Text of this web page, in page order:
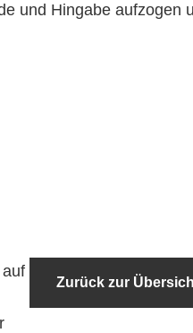
und Hingabe aufzogen
Zurück zur